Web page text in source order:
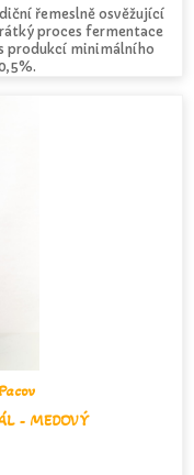
řemeslně osvěžující
proces fermentace
produkcí minimálního
- MEDOVÝ